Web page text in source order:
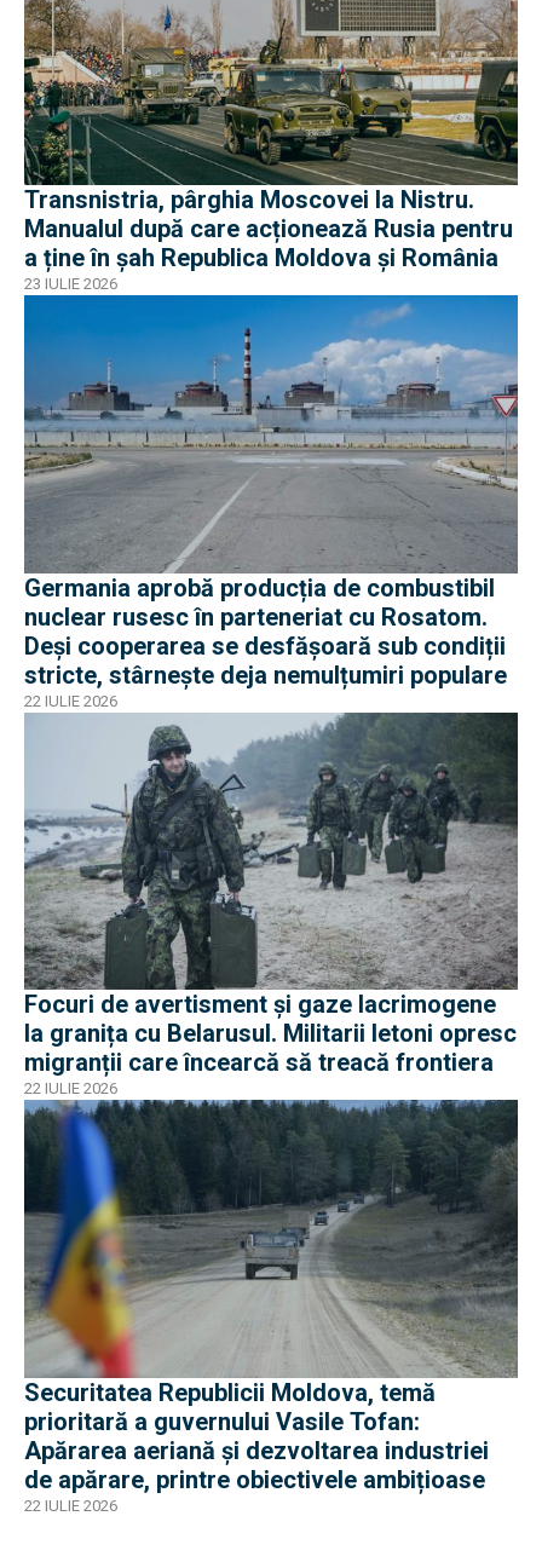
Transnistria, pârghia Moscovei la Nistru.
Manualul după care acționează Rusia pentru
a ține în șah Republica Moldova și România
23 IULIE 2026
Germania aprobă producția de combustibil
nuclear rusesc în parteneriat cu Rosatom.
Deși cooperarea se desfășoară sub condiții
stricte, stârnește deja nemulțumiri populare
22 IULIE 2026
Focuri de avertisment și gaze lacrimogene
la granița cu Belarusul. Militarii letoni opresc
migranții care încearcă să treacă frontiera
22 IULIE 2026
Securitatea Republicii Moldova, temă
prioritară a guvernului Vasile Tofan:
Apărarea aeriană și dezvoltarea industriei
de apărare, printre obiectivele ambițioase
22 IULIE 2026